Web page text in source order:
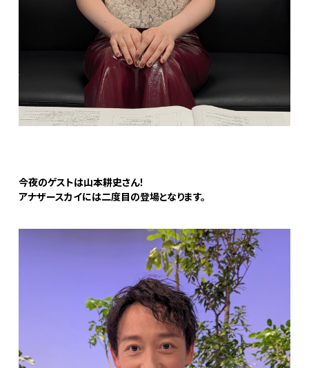
今夜のゲストは山本耕史さん！
アナザースカイには二度目の登場となります。